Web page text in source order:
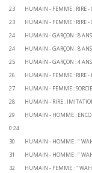
23 HUMAIN - FEMME :
23 HUMAIN - FEMME :
24 HUMAIN - GARÇON : 8
24 HUMAIN - GARÇON : 8
25 HUMAIN - GARÇON :
26 HUMAIN - FEMME :
27 HUMAIN - FEMME :
28 HUMAIN - RIRE :
29 HUMAIN - HOMME :
0:24
30 HUMAIN - HOMME : "
31 HUMAIN - HOMME : "
32 HUMAIN - FEMME : "